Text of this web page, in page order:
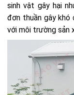
sinh vật gây hại
đơn thuần gây khó
với môi trường sản